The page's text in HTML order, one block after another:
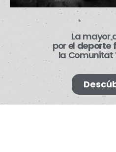
La mayor
porel deporte
la Comunitat